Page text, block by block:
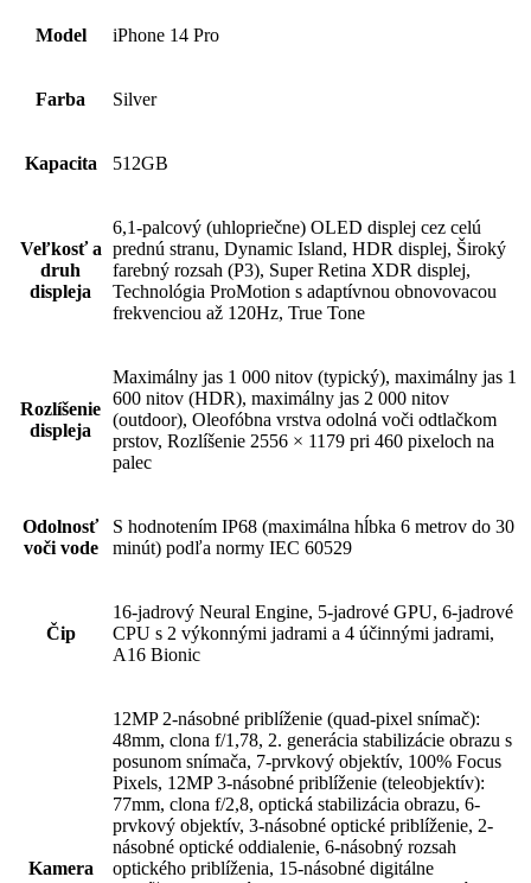
Model iPhone 14 Pro
Farba Silver
Kapacita 512GB
Veľkosť a
druh
displeja
6,1-palcový (uhlopriečne) OLED displej cez celú
prednú stranu, Dynamic Island, HDR displej, Široký
farebný rozsah (P3), Super Retina XDR displej,
Technológia ProMotion s adaptívnou obnovovacou
frekvenciou až 120Hz, True Tone
Rozlíšenie
displeja
Maximálny jas 1 000 nitov (typický), maximálny jas 1
600 nitov (HDR), maximálny jas 2 000 nitov
(outdoor), Oleofóbna vrstva odolná voči odtlačkom
prstov, Rozlíšenie 2556 × 1179 pri 460 pixeloch na
palec
Odolnosť
voči vode
S hodnotením IP68 (maximálna hĺbka 6 metrov do 30
minút) podľa normy IEC 60529
Čip
16-jadrový Neural Engine, 5-jadrové GPU, 6-jadrové
CPU s 2 výkonnými jadrami a 4 účinnými jadrami,
A16 Bionic
Kamera
12MP 2-násobné priblíženie (quad-pixel snímač):
48mm, clona f/1,78, 2. generácia stabilizácie obrazu s
posunom snímača, 7-prvkový objektív, 100% Focus
Pixels, 12MP 3-násobné priblíženie (teleobjektív):
77mm, clona f/2,8, optická stabilizácia obrazu, 6-
prvkový objektív, 3-násobné optické priblíženie, 2-
násobné optické oddialenie, 6-násobný rozsah
optického priblíženia, 15-násobné digitálne